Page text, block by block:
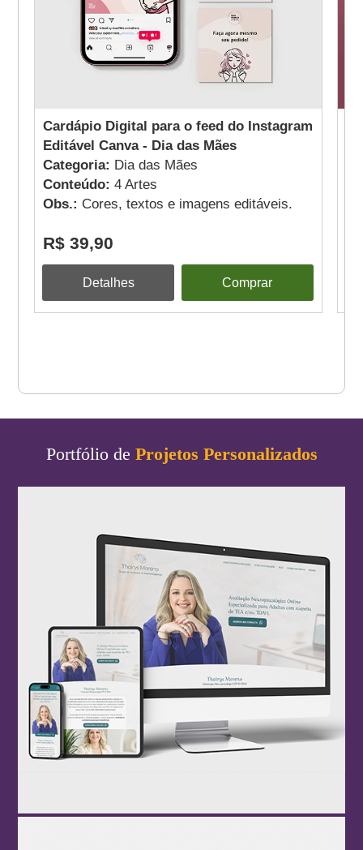
Cardápio Digital para o feed do Instagram
Editável Canva - Dia das Mães
Categoria: Dia das Mães
Conteúdo:4 Artes
Obs.: Cores, textos e imagens editáveis.
R$ 39,90
Detalhes Comprar
Portfólio de Projetos Personalizados